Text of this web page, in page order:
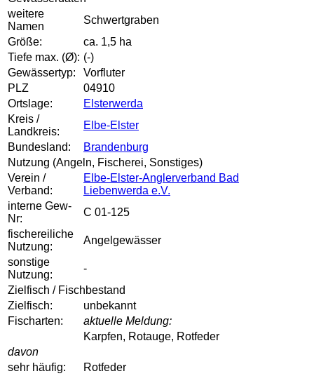
weitere
Namen
Schwertgraben
Größe:
ca. 1,5 ha
Tiefe max. (Ø): (-)
Gewässertyp:
Vorfluter
PLZ
04910
Ortslage:
Elsterwerda
Kreis /
Landkreis:
Elbe-Elster
Bundesland:
Brandenburg
Nutzung (Angeln, Fischerei, Sonstiges)
Verein /
Verband:
Elbe-Elster-Anglerverband Bad
Liebenwerda e.V.
interne Gew-
Nr:
C 01-125
fischereiliche
Nutzung:
Angelgewässer
sonstige
Nutzung:
-
Zielfisch / Fischbestand
Zielfisch:
unbekannt
Fischarten:
aktuelle Meldung:
Karpfen, Rotauge, Rotfeder
davon
sehr häufig:
Rotfeder